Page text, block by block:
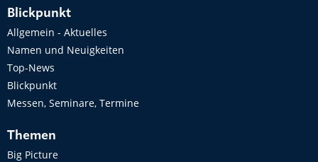
Blickpunkt
Allgemein - Aktuelles
Namen und Neuigkeiten
Top-News
Blickpunkt
Messen, Seminare, Termine
Themen
Big Picture